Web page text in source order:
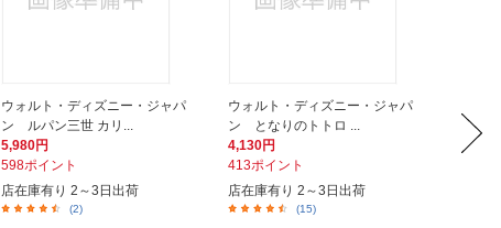
ウォルト・ディズニー・ジャパ
ン ルパン三世 カリ...
5,980円
598ポイント
店在庫有り 2～3日出荷
(2)
ウォルト・ディズニー・ジャパ
ン となりのトトロ ...
4,130円
413ポイント
店在庫有り 2～3日出荷
(15)
ン ジ
5,100円